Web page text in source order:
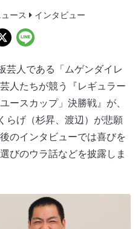
ース インタビュー
芸人である「ムゲンダイレ
人たちが競う『レギュラー
ースカップ」決勝戦』が、
らげ（杉昇、渡辺）が悲願
のインタビューでは喜びを
びのウラ話などを披露しま